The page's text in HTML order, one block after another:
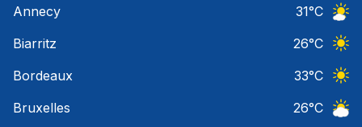
Annecy
31°C
Biarritz
26°C
Bordeaux
33°C
Bruxelles
26°C